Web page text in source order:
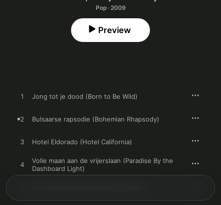
Pop · 2009
Preview
1 Jong tot je dood (Born to Be Wild)
2 Bulsaarse rapsodie (Bohemian Rhapsody)
3 Hotel Eldorado (Hotel California)
4
Volle maan aan de vrijerslaan (Paradise By the
Dashboard Light)